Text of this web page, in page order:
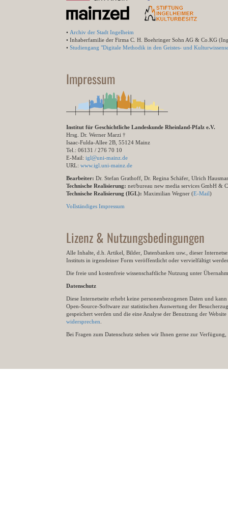
• Archiv der Stadt Ingelheim
• Inhaberfamilie der Firma C. H. Boehringer Sohn AG & Co.KG
• Studiengang "Digitale Methodik in den Geistes- und
Impressum
Institut für Geschichtliche Landeskunde Rheinland-Pfalz e.V.
Hrsg. Dr. Werner Marzi †
Isaac-Fulda-Allee 2B, 55124 Mainz
Tel.: 06131 / 276 70 10
E-Mail: igl@uni-mainz.de
URL: www.igl.uni-mainz.de
Bearbeiter: Dr. Stefan Grathoff, Dr. Regina Schäfer, Ulrich
Technische Realisierung: net/bureau new media services GmbH &
Technische Realisierung (IGL): Maximilian Wegner (E-Mail)
Vollständiges Impressum
Lizenz & Nutzungsbedingungen
Alle Inhalte, d.h. Artikel, Bilder, Datenbanken usw., dieser
Instituts in irgendeiner Form veröffentlicht oder vervielfältigt
Die freie und kostenfreie wissenschaftliche Nutzung unter
Datenschutz
Diese Internetseite erhebt keine personenbezogenen Daten und
Open-Source-Software zur statistischen Auswertung der
gespeichert werden und die eine Analyse der Benutzung der
widersprechen
Bei Fragen zum Datenschutz stehen wir Ihnen gerne zur